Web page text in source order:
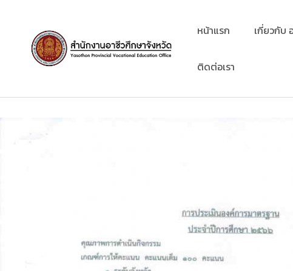
content
หน้าแรก เกี่ยวกับ
ติดต่อเรา